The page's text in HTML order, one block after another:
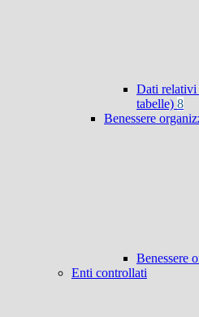
Dati relativi
tabelle) 8
Benessere
Benessere
Enti controllati